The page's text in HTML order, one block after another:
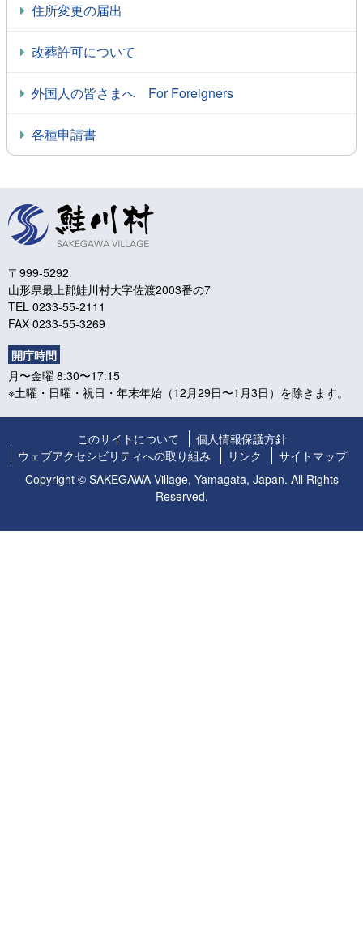
住所変更の届出
改葬許可について
外国人の皆さまへ For Foreigners
各種申請書
〒999-5292
山形県最上郡鮭川村大字佐渡2003番の7
TEL 0233-55-2111
FAX 0233-55-3269
開庁時間
月〜金曜 8:30〜17:15
※土曜・日曜・祝日・年末年始（12月29日〜1月3日）を除きます。
このサイトについて
個人情報保護方針
ウェブアクセシビリティへの取り組み
リンク
サイトマップ
Copyright © SAKEGAWA Village, Yamagata, Japan. All Rights
Reserved.